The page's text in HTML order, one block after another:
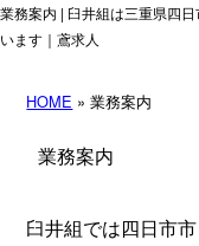
業務案内 | 臼井組は三重県四
います｜鳶求人
HOME » 業務案内
業務案内
臼井組では四日市